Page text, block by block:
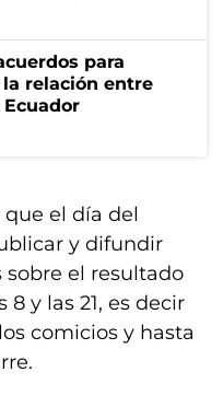
para
relación entre
el día del
y difundir
sobre el resultado
y las 21, es decir
comicios y hasta